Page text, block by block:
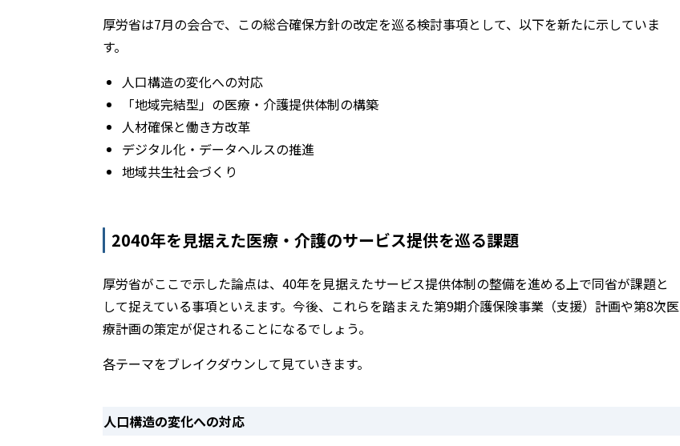
厚労省は7月の会合で、この総合確保方針の改定を巡る検討事項として、以下を新たに示していま
す。
⼈⼝構造の変化への対応
「地域完結型」の医療・介護提供体制の構築
人材確保と働き方改革
デジタル化・データヘルスの推進
地域共生社会づくり
2040年を見据えた医療・介護のサービス提供を巡る課題
厚労省がここで示した論点は、40年を見据えたサービス提供体制の整備を進める上で同省が課題と
して捉えている事項といえます。今後、これらを踏まえた第9期介護保険事業（支援）計画や第8次医
療計画の策定が促されることになるでしょう。
各テーマをブレイクダウンして見ていきます。
⼈⼝構造の変化への対応